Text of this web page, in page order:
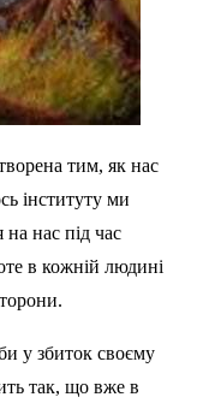
тим, як нас
інституту ми
нас під час
в кожній людині
у збиток своєму
так, що вже в